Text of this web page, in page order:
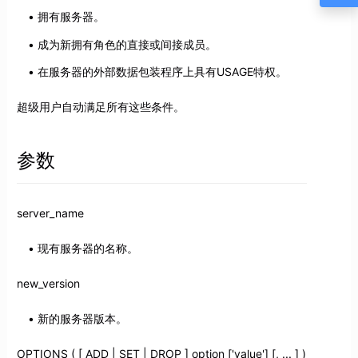
拥有服务器。
成为新拥有角色的直接或间接成员。
在服务器的外部数据包装程序上具有USAGE特权。
超级用户自动满足所有这些条件。
参数
server_name
现有服务器的名称。
new_version
新的服务器版本。
OPTIONS ( [ ADD | SET | DROP ] option ['value'] [, ... ] )